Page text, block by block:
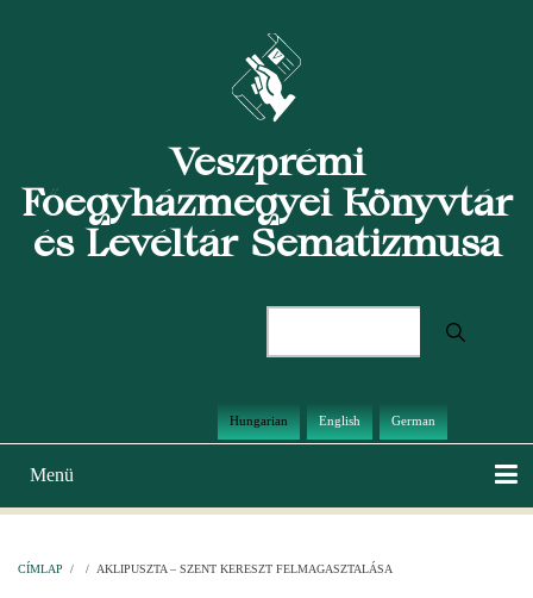
Veszprémi
Főegyházmegyei Könyvtár
és Levéltár Sematizmusa
Hungarian English German
Main
navigation
Menü
CÍMLAP / / AKLIPUSZTA – SZENT KERESZT FELMAGASZTALÁSA